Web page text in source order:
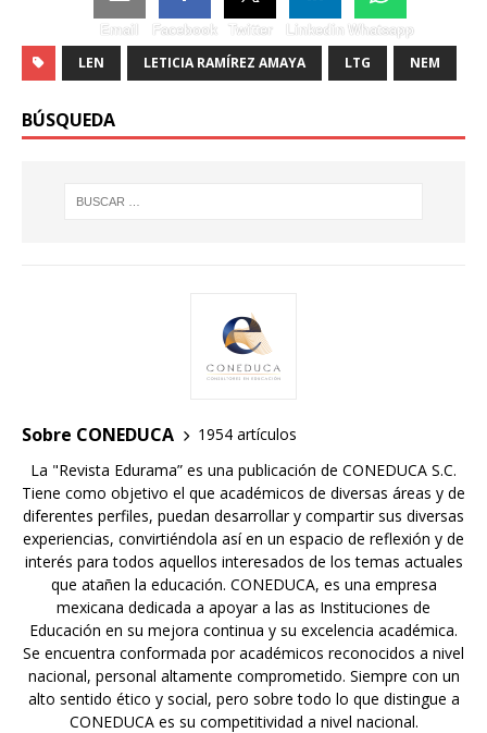
Email Facebook Twitter Linkedin Whatsapp
LEN LETICIA RAMÍREZ AMAYA LTG NEM
BÚSQUEDA
Sobre CONEDUCA
1954 artículos
La "Revista Edurama” es una publicación de CONEDUCA S.C.
Tiene como objetivo el que académicos de diversas áreas y de
diferentes perfiles, puedan desarrollar y compartir sus diversas
experiencias, convirtiéndola así en un espacio de reflexión y de
interés para todos aquellos interesados de los temas actuales
que atañen la educación. CONEDUCA, es una empresa
mexicana dedicada a apoyar a las as Instituciones de
Educación en su mejora continua y su excelencia académica.
Se encuentra conformada por académicos reconocidos a nivel
nacional, personal altamente comprometido. Siempre con un
alto sentido ético y social, pero sobre todo lo que distingue a
CONEDUCA es su competitividad a nivel nacional.